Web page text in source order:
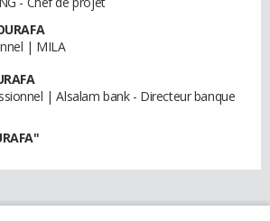
| MILA
| Alsalam bank - Directeur banque